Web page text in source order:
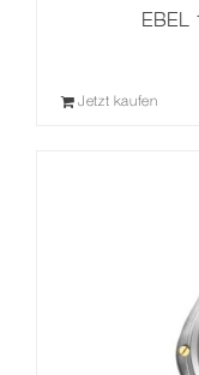
EBEL
Jetzt kaufen